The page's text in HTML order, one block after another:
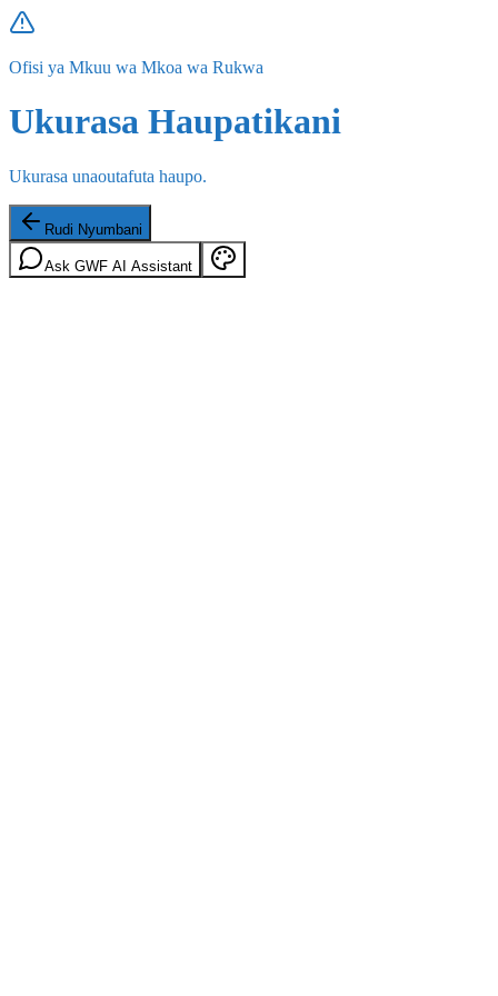
Ofisi ya Mkuu wa Mkoa wa Rukwa
Ukurasa Haupatikani
Ukurasa unaoutafuta haupo.
Rudi Nyumbani
Ask GWF AI Assistant